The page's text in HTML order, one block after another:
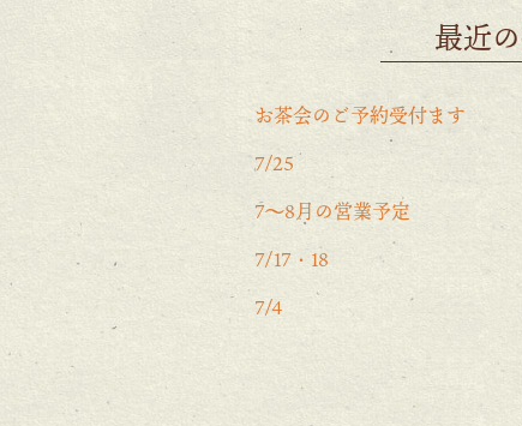
最近
お茶会のご予約受付ます
7/25
7〜8月の営業予定
7/17・18
7/4